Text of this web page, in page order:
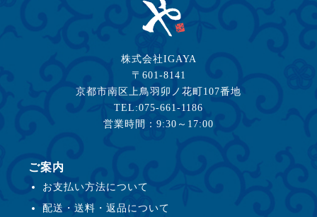
株式会社IGAYA
〒601-8141
京都市南区上鳥羽卯ノ花町107番地
TEL:075-661-1186
営業時間：9:30～17:00
ご案内
お支払い方法について
配送・送料・返品について